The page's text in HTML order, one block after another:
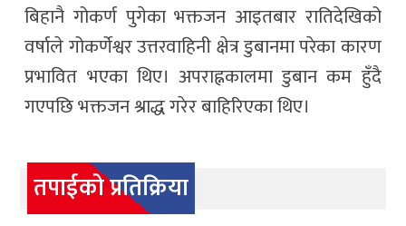
बिहानै गोकर्ण पुगेका भक्तजन आइतबार रातिदेखिको
वर्षाले गोकर्णेश्वर उत्तरवाहिनी क्षेत्र डुबानमा परेका कारण
प्रभावित भएका थिए। अपराह्नकालमा डुबान कम हुँदै
गएपछि भक्तजन श्राद्ध गरेर बाहिरिएका थिए।
तपाईको प्रतिक्रिया